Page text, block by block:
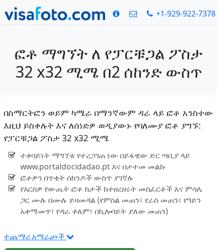
+1-929-922-7378
ፎቶ ማግኘት ለ የፓርቹጋል ፖስታ
32 x32 ሚሜ በ2 ሰከንድ ውስጥ
በስማርትፎን ወይም ካሜራ በማንኛውም ዳራ ላይ ፎቶ አንስተው
እዚህ ይስቀሉት እና ለሰነድዎ ወዲያውኑ የባለሙያ ፎቶ ያግኙ:
የፓርቹጋል ፖስታ 32 x32 ሚሜ
ተቀባይነት ማግኘቱ የተረጋገጠ ነው በይፋዊው ድር ጣቢያ ላይ
www.portaldocidadao.pt እና በታተመ መልኩ
ፎቶዎን በጥቂት ሰከንዶች ውስጥ ያገኛሉ
የእርስዎ የውጤት ፎቶ ከታች ከተዘረዘሩት መስፈርቶች እና ምሳሌ
ጋር ሙሉ በሙሉ ይዛመዳል (የምስል መጠን፣ የራስ መጠን፣ የዓይን
አቀማመጥ፣ የዳራ ቀለም፣ በኪሎባይት ያለው መጠን)
ተጨማሪ አማራጮች